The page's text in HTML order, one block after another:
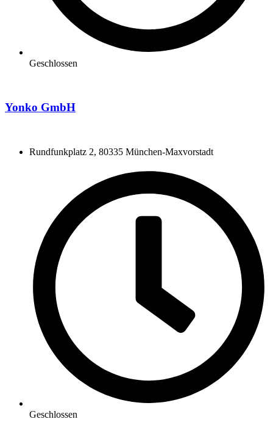
Geschlossen
Yonko GmbH
Rundfunkplatz 2, 80335 München-Maxvorstadt
Geschlossen